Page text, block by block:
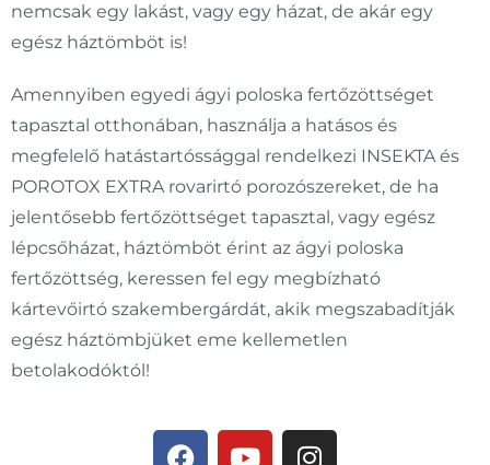
nemcsak egy lakást, vagy egy házat, de akár egy
egész háztömböt is!
Amennyiben egyedi ágyi poloska fertőzöttséget
tapasztal otthonában, használja a hatásos és
megfelelő hatástartóssággal rendelkezi INSEKTA és
POROTOX EXTRA rovarirtó porozószereket, de ha
jelentősebb fertőzöttséget tapasztal, vagy egész
lépcsőházat, háztömböt érint az ágyi poloska
fertőzöttség, keressen fel egy megbízható
kártevőirtó szakembergárdát, akik megszabadítják
egész háztömbjüket eme kellemetlen
betolakodóktól!